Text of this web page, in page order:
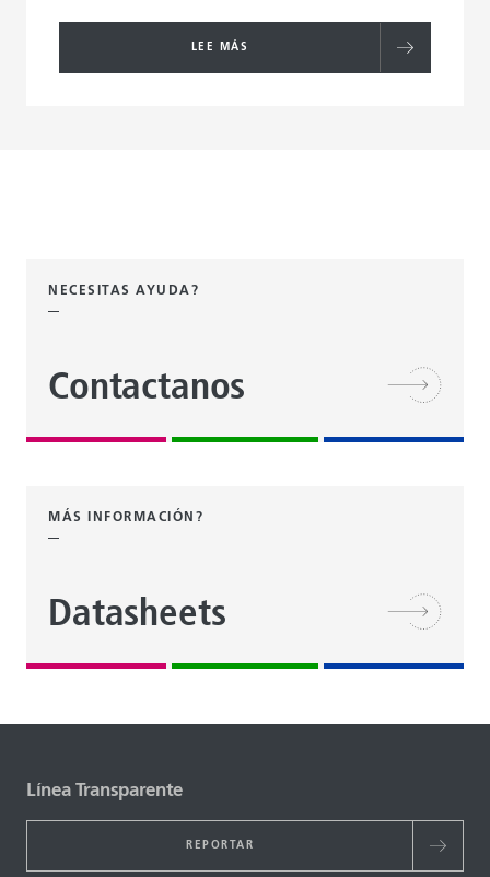
LEE MÁS
NECESITAS AYUDA?
Contactanos
MÁS INFORMACIÓN?
Datasheets
Línea Transparente
REPORTAR